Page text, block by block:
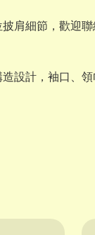
肩細節，歡迎
設計，袖口、